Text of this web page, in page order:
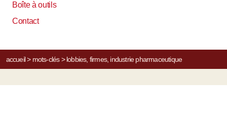
Boîte à outils
Contact
accueil> mots-clés> lobbies, firmes, industrie pharmaceutique